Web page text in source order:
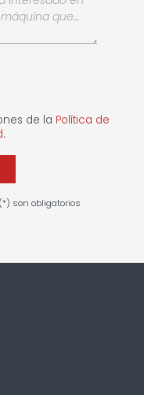
de la Política de
.
son obligatorios